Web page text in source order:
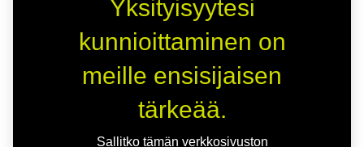
Yksityisyytesi
kunnioittaminen on
meille ensisijaisen
tärkeää.
Sallitko tämän verkkosivuston